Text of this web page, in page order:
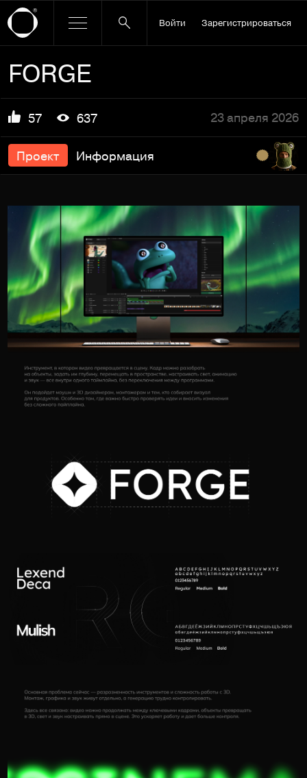
Войти Зарегистрироваться
FORGE
57 637 23 апреля 2026
Проект Информация